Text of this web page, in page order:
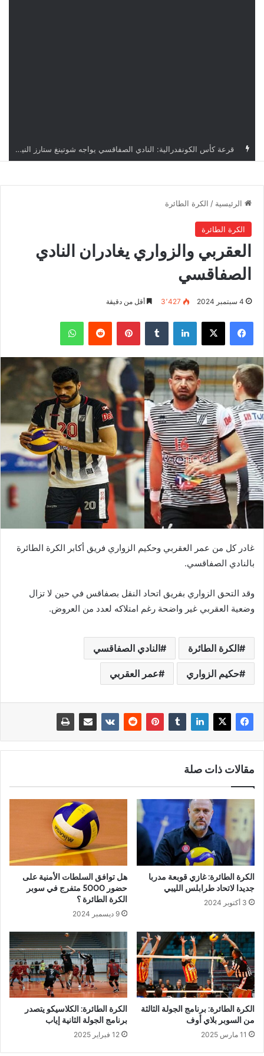
اليوم.. قرعة الأدوار التمهيدية لدوري أبطال إفريقيا وكأس الكونفدرالية بمشاركة أربعة أندية تونسية
الرئيسية / الكرة الطائرة
الكرة الطائرة
العقربي والزواري يغادران النادي
الصفاقسي
4 سبتمبر 2024 3٬427 أقل من دقيقة
فيسبوك ‫X لينكدإن بينتيريست واتساب
غادر كل من عمر العقربي وحكيم الزواري فريق أكابر الكرة الطائرة
بالنادي الصفاقسي.
وقد التحق الزواري بفريق اتحاد النقل بصفاقس في حين لا تزال
وضعية العقربي غير واضحة رغم امتلاكه لعدد من العروض.
الكرة الطائرة النادي الصفاقسي
حكيم الزواري عمر العقربي
مقالات ذات صلة
الكرة الطائرة: غازي قوبعة مدربا
جديدا لاتحاد طرابلس الليبي
3 أكتوبر 2024
هل توافق السلطات الأمنية على
حضور 5000 متفرج في سوبر
الكرة الطائرة ؟
9 ديسمبر 2024
الكرة الطائرة: برنامج الجولة الثالثة
من السوبر بلاي أوف
11 مارس 2025
الكرة الطائرة: الكلاسيكو يتصدر
برنامج الجولة الثانية إياب
12 فبراير 2025